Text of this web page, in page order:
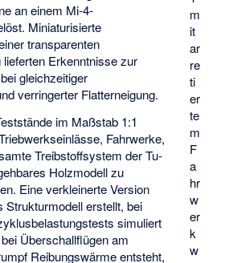
m
it
ar
re
ti
er
te
m
F
a
hr
w
er
k
w
an einem Mi-4-
Miniaturisierte
transparenten
Erkenntnisse zur
gleichzeitiger
verringerter Flatterneigung.
im Maßstab 1:1
Fahrwerke,
Treibstoffsystem der Tu-
Holzmodell zu
Eine verkleinerte Version
Strukturmodell erstellt, bei
simuliert
Überschallflügen am
Reibungswärme entsteht,